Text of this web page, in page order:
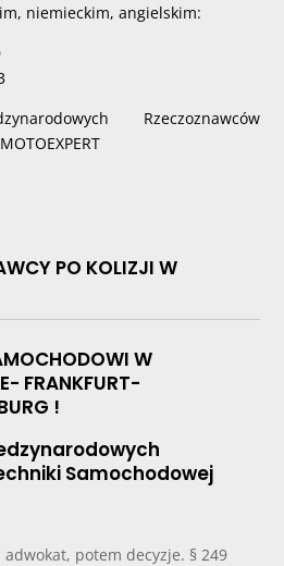
niemieckim, angielskim:
Rzeczoznawców
PO KOLIZJI W
W
FRANKFURT-
!
Samochodowej
potem decyzje. § 249